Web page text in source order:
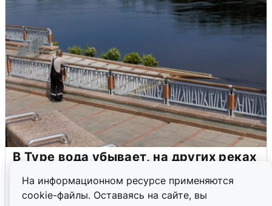
На информационном ресурсе применяются
cookie-файлы. Оставаясь на сайте, вы
В Туре вода убывает, на других реках
4 августа 0